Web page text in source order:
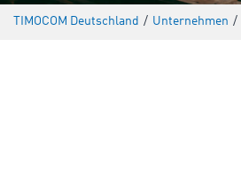
TIMOCOM Deutschland / Unternehmen /